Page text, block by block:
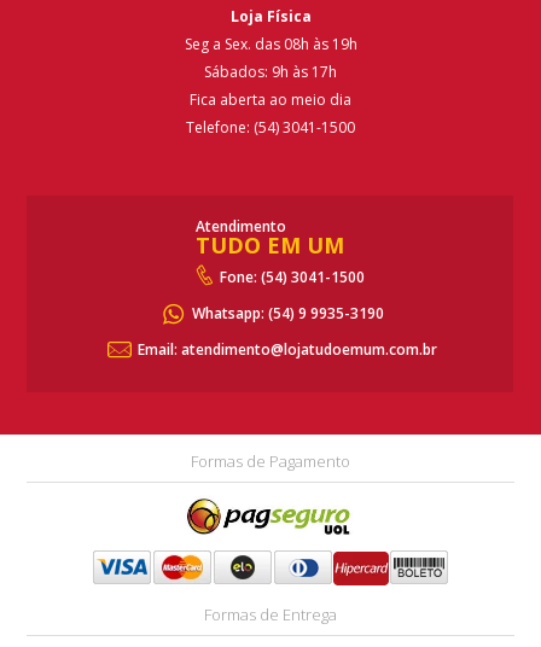
Loja Física
Seg a Sex. das 08h às 19h
Sábados: 9h às 17h
Fica aberta ao meio dia
Telefone: (54) 3041-1500
Atendimento
TUDO EM UM
Fone: (54) 3041-1500
Whatsapp: (54) 9 9935-3190
Email: atendimento@lojatudoemum.com.br
Formas de Pagamento
Formas de Entrega